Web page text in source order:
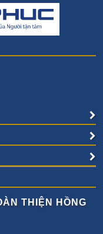
THIỆN HỒNG